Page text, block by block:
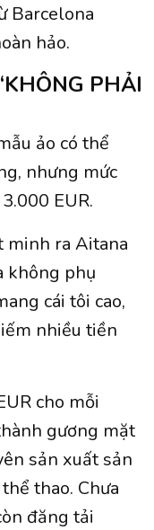
Barcelona
hảo.
PHẢI
ảo có thể
nhưng mức
EUR.
minh ra Aitana
không phụ
cái tôi cao,
nhiều tiền
cho mỗi
gương mặt
sản xuất sản
thao. Chưa
đăng tải